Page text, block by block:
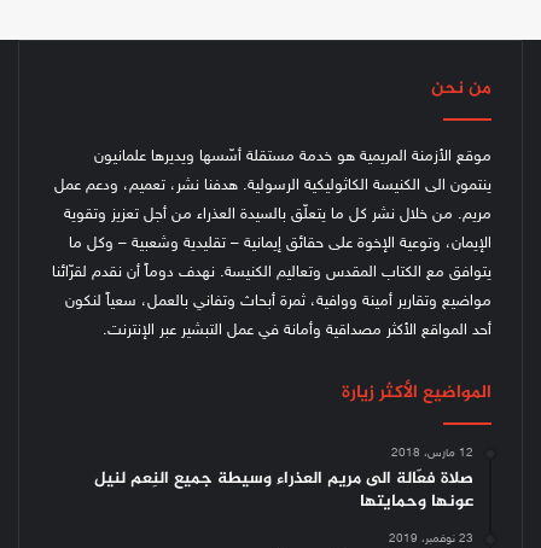
من نحن
موقع الأزمنة المريمية هو خدمة مستقلة أسّسها ويديرها علمانيون
ينتمون الى الكنيسة الكاثوليكية الرسولية. هدفنا نشر، تعميم، ودعم عمل
مريم. من خلال نشر كل ما يتعلّق بالسيدة العذراء من أجل تعزيز وتقوية
الإيمان، وتوعية الإخوة على حقائق إيمانية – تقليدية وشعبية – وكل ما
يتوافق مع الكتاب المقدس وتعاليم الكنيسة. نهدف دوماً أن نقدم لقرّائنا
مواضيع وتقارير أمينة ووافية، ثمرة أبحاث وتفاني بالعمل، سعياً لنكون
أحد المواقع الأكثر مصداقية وأمانة في عمل التبشير عبر الإنترنت.
المواضيع الأكثر زيارة
12 مارس، 2018
صلاة فعّالة الى مريم العذراء وسيطة جميع النِعم لنيل
عونها وحمايتها
23 نوفمبر، 2019